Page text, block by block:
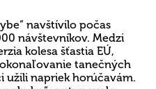
navštívilo počas
návštevníkov. Medzi
kolesa šťastia EÚ,
tanečných
užili napriek horúčavám.